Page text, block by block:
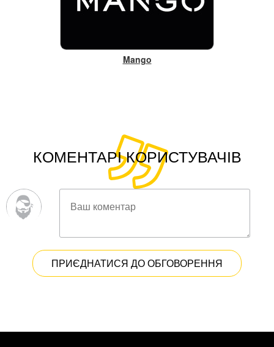
Mango
КОМЕНТАРІ КОРИСТУВАЧІВ
ПРИЄДНАТИСЯ ДО ОБГОВОРЕННЯ